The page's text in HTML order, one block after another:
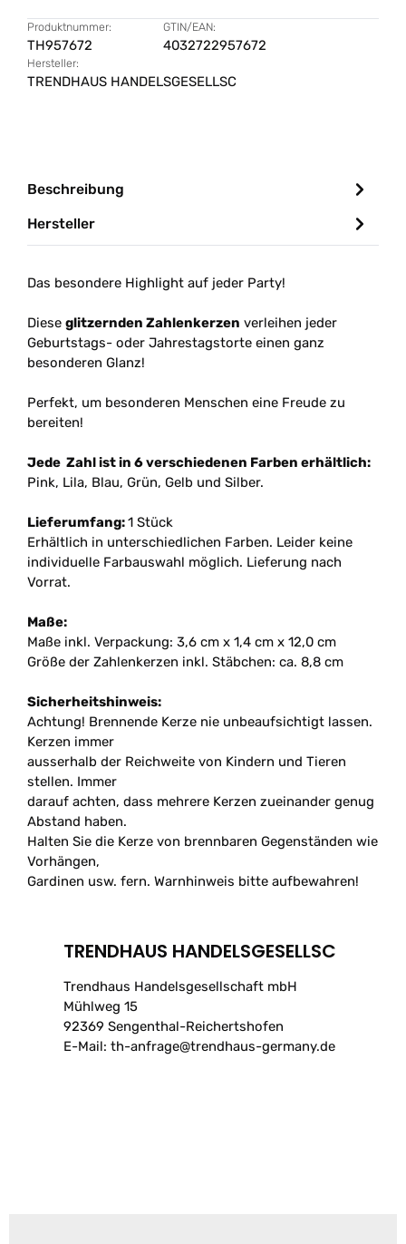
Produktnummer:
TH957672
GTIN/EAN:
4032722957672
Hersteller:
TRENDHAUS HANDELSGESELLSC
Beschreibung
Hersteller
Das besondere Highlight auf jeder Party!
Diese glitzernden Zahlenkerzen verleihen jeder
Geburtstags- oder Jahrestagstorte einen ganz
besonderen Glanz!
Perfekt, um besonderen Menschen eine Freude zu
bereiten!
Jede Zahl ist in 6 verschiedenen Farben erhältlich:
Pink, Lila, Blau, Grün, Gelb und Silber.
Lieferumfang:1 Stück
Erhältlich in unterschiedlichen Farben. Leider keine
individuelle Farbauswahl möglich. Lieferung nach
Vorrat.
Maße:
Maße inkl. Verpackung: 3,6 cm x 1,4 cm x 12,0 cm
Größe der Zahlenkerzen inkl. Stäbchen: ca. 8,8 cm
Sicherheitshinweis:
Achtung! Brennende Kerze nie unbeaufsichtigt lassen.
Kerzen immer
ausserhalb der Reichweite von Kindern und Tieren
stellen. Immer
darauf achten, dass mehrere Kerzen zueinander genug
Abstand haben.
Halten Sie die Kerze von brennbaren Gegenständen wie
Vorhängen,
Gardinen usw. fern. Warnhinweis bitte aufbewahren!
TRENDHAUS HANDELSGESELLSC
Trendhaus Handelsgesellschaft mbH
Mühlweg 15
92369 Sengenthal-Reichertshofen
E-Mail: th-anfrage@trendhaus-germany.de